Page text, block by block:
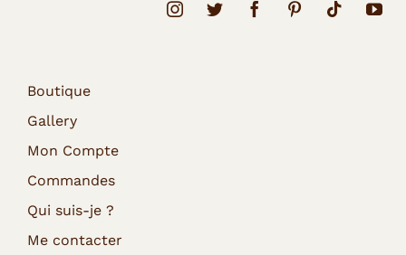
Boutique
Gallery
Mon Compte
Commandes
Qui suis-je ?
Me contacter